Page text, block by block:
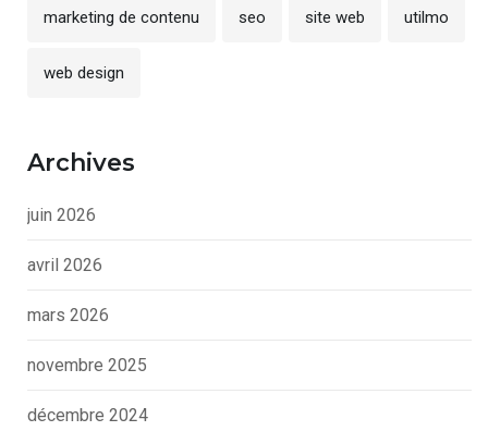
marketing de contenu seo site web utilmo
web design
Archives
juin 2026
avril 2026
mars 2026
novembre 2025
décembre 2024